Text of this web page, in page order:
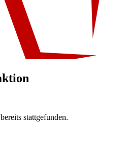
stattgefunden.